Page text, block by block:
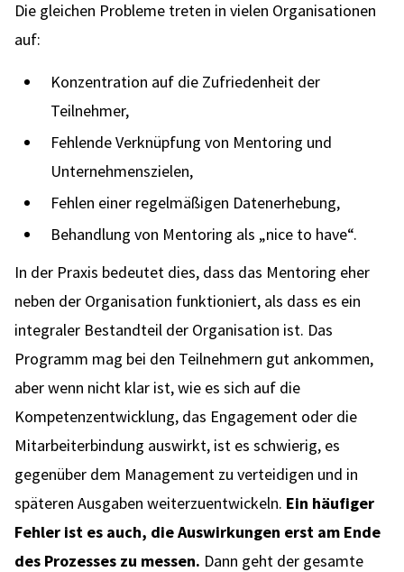
Die gleichen Probleme treten in vielen Organisationen
auf:
Konzentration auf die Zufriedenheit der
Teilnehmer,
Fehlende Verknüpfung von Mentoring und
Unternehmenszielen,
Fehlen einer regelmäßigen Datenerhebung,
Behandlung von Mentoring als „nice to have“.
In der Praxis bedeutet dies, dass das Mentoring eher
neben der Organisation funktioniert, als dass es ein
integraler Bestandteil der Organisation ist. Das
Programm mag bei den Teilnehmern gut ankommen,
aber wenn nicht klar ist, wie es sich auf die
Kompetenzentwicklung, das Engagement oder die
Mitarbeiterbindung auswirkt, ist es schwierig, es
gegenüber dem Management zu verteidigen und in
späteren Ausgaben weiterzuentwickeln. Ein häufiger
Fehler ist es auch, die Auswirkungen erst am Ende
des Prozesses zu messen. Dann geht der gesamte